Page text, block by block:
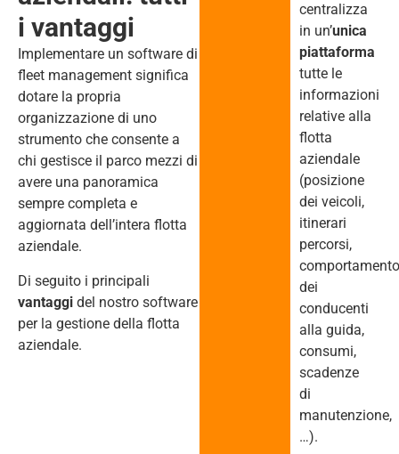
i vantaggi
Implementare un software di
fleet management significa
dotare la propria
organizzazione di uno
strumento che consente a
chi gestisce il parco mezzi di
avere una panoramica
sempre completa e
aggiornata dell’intera flotta
aziendale.
Di seguito i principali
vantaggi del nostro software
per la gestione della flotta
aziendale.
centralizza
in un’unica
piattaforma
tutte le
informazioni
relative alla
flotta
aziendale
(posizione
dei veicoli,
itinerari
percorsi,
comportamento
dei
conducenti
alla guida,
consumi,
scadenze
di
manutenzione,
…).